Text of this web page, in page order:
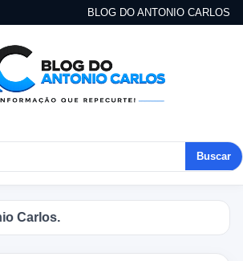
BLOG DO ANTONIO CARLOS
Buscar